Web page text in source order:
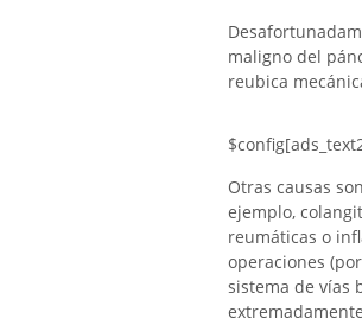
maligno del
reubica
Otras causas
ejemplo,
reumáticas o
operaciones
sistema de vías